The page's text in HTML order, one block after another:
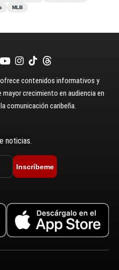
MLB
contenidos informativos y
crecimiento en audiencia en
comunicación caribeña.
noticias.
Inscríbeme